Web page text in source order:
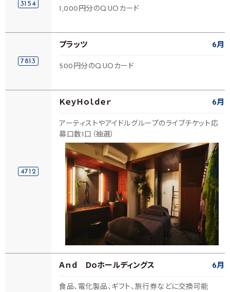
3154
1,000円分のQUOカード
7813
プラッツ 6月
500円分のQUOカード
4712
ＫｅｙＨｏｌｄｅｒ 6月
アーティストやアイドルグループのライブチケット応
募口数1口（抽選）
Ａｎｄ Ｄｏホールディングス 6月
食品、電化製品、ギフト、旅行券などに交換可能